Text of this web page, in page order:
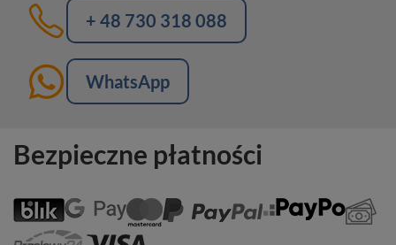
+ 48 730 318 088
WhatsApp
Bezpieczne płatności